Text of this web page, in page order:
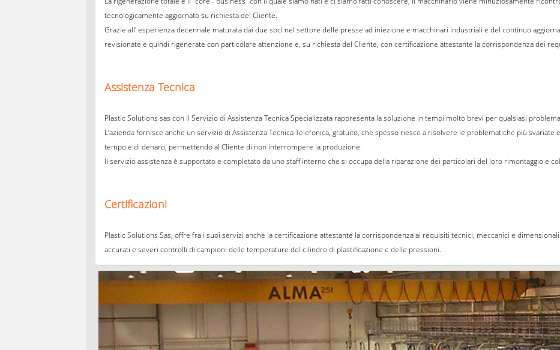
tecnologicamente aggiornato su richiesta del Cliente.
Grazie all' esperienza decennale maturata dai due soci nel settore delle presse ad iniezione e macchinari industriali e del continuo
revisionate e quindi rigenerate con particolare attenzione e, su richiesta del Cliente, con certificazione attestante la corrispondenza dei
Assistenza Tecnica
Plastic Solutions sas con il Servizio di Assistenza Tecnica Specializzata rappresenta la soluzione in tempi molto brevi per qualsiasi
L’azienda fornisce anche un servizio di Assistenza Tecnica Telefonica, gratuito, che spesso riesce a risolvere le problematiche più
tempo e di denaro, permettendo al Cliente di non interrompere la produzione.
Il servizio assistenza è supportato e completato da uno staff interno che si occupa della riparazione dei particolari del loro rimontaggio e
Certificazioni
Plastic Solutions Sas, offre fra i suoi servizi anche la certificazione attestante la corrispondenza ai requisiti tecnici, meccanici e
accurati e severi controlli di campioni delle temperature del cilindro di plastificazione e delle pressioni.